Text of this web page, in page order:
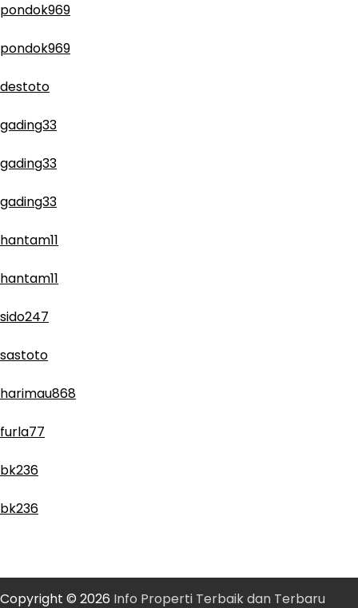
pondok969
pondok969
destoto
gading33
gading33
gading33
hantam11
hantam11
sido247
sastoto
harimau868
furla77
bk236
bk236
Copyright © 2026 Info Properti Terbaik dan Terbaru